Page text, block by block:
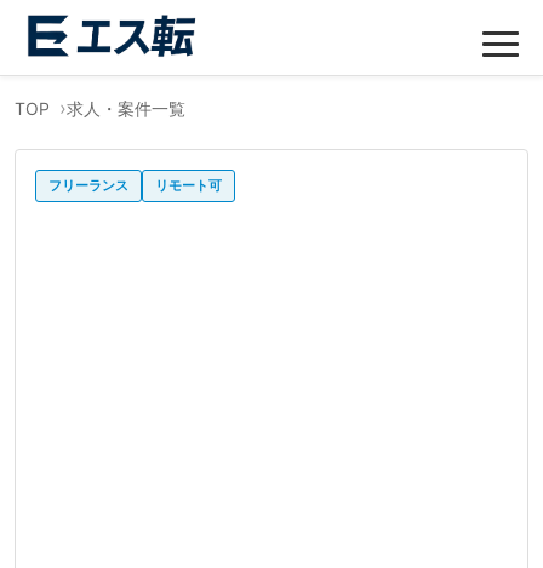
TOP 求人・案件一覧
フリーランス リモート可